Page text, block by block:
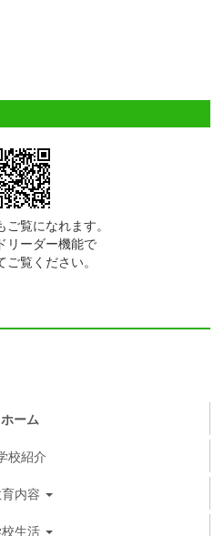
覧になれます。
リーダー機能で
覧ください。
ホーム
校紹介
内容
生活